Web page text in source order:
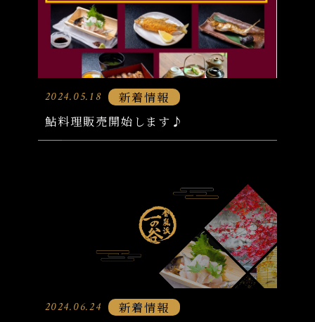
2024.05.18
新着情報
鮎料理販売開始します♪
2024.06.24
新着情報